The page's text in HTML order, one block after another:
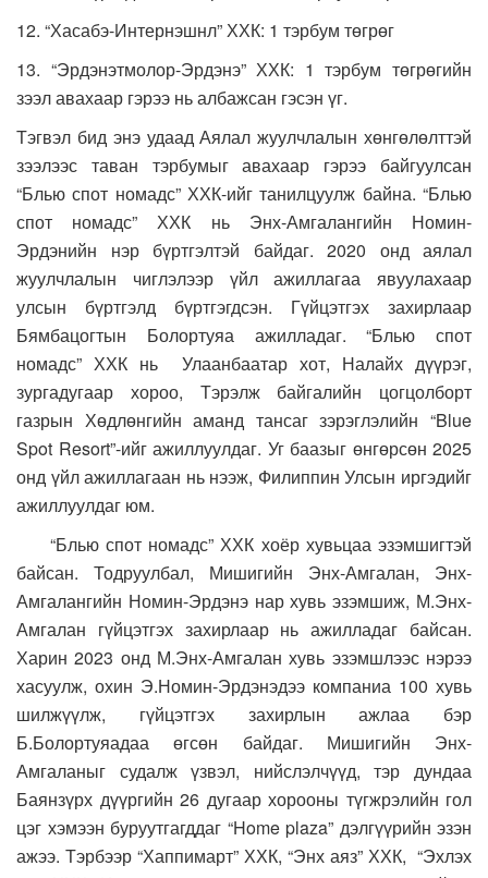
12. “Хасабэ-Интернэшнл” ХХК: 1 тэрбум төгрөг
13. “Эрдэнэтмолор-Эрдэнэ” ХХК: 1 тэрбум төгрөгийн
зээл авахаар гэрээ нь албажсан гэсэн үг.
Тэгвэл бид энэ удаад Аялал жуулчлалын хөнгөлөлттэй
зээлээс таван тэрбумыг авахаар гэрээ байгуулсан
“Блью спот номадс” ХХК-ийг танилцуулж байна. “Блью
спот номадс” ХХК нь Энх-Амгалангийн Номин-
Эрдэнийн нэр бүртгэлтэй байдаг. 2020 онд аялал
жуулчлалын чиглэлээр үйл ажиллагаа явуулахаар
улсын бүртгэлд бүртгэгдсэн. Гүйцэтгэх захирлаар
Бямбацогтын Болортуяа ажилладаг. “Блью спот
номадс” ХХК нь Улаанбаатар хот, Налайх дүүрэг,
зургадугаар хороо, Тэрэлж байгалийн цогцолборт
газрын Хөдлөнгийн аманд тансаг зэрэглэлийн “Blue
Spot Resort”-ийг ажиллуулдаг. Уг баазыг өнгөрсөн 2025
онд үйл ажиллагаан нь нээж, Филиппин Улсын иргэдийг
ажиллуулдаг юм.
“Блью спот номадс” ХХК хоёр хувьцаа эзэмшигтэй
байсан. Тодруулбал, Мишигийн Энх-Амгалан, Энх-
Амгалангийн Номин-Эрдэнэ нар хувь эзэмшиж, М.Энх-
Амгалан гүйцэтгэх захирлаар нь ажилладаг байсан.
Харин 2023 онд М.Энх-Амгалан хувь эзэмшлээс нэрээ
хасуулж, охин Э.Номин-Эрдэнэдээ компаниа 100 хувь
шилжүүлж, гүйцэтгэх захирлын ажлаа бэр
Б.Болортуяадаа өгсөн байдаг. Мишигийн Энх-
Амгаланыг судалж үзвэл, нийслэлчүүд, тэр дундаа
Баянзүрх дүүргийн 26 дугаар хорооны түгжрэлийн гол
цэг хэмээн буруутгагддаг “Home plaza” дэлгүүрийн эзэн
ажээ. Тэрбээр “Хаппимарт” ХХК, “Энх аяз” ХХК, “Эхлэх